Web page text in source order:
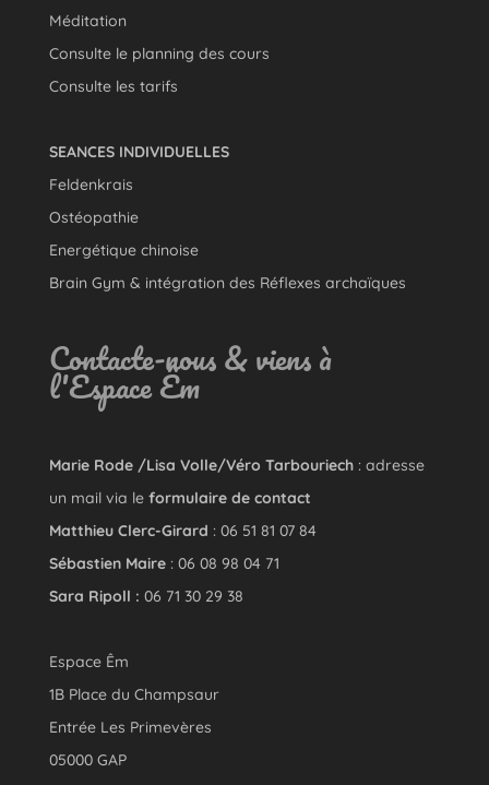
Méditation
Consulte le planning des cours
Consulte les tarifs
SEANCES INDIVIDUELLES
Feldenkrais
Ostéopathie
Energétique chinoise
Brain Gym & intégration des Réflexes archaïques
Contacte-nous & viens à
l'Espace Êm
Marie Rode /Lisa Volle/Véro Tarbouriech: adresse
un mail via le formulaire de contact
Matthieu Clerc-Girard : 06 51 81 07 84
Sébastien Maire: 06 08 98 04 71
Sara Ripoll : 06 71 30 29 38
Espace Êm
1B Place du Champsaur
Entrée Les Primevères
05000 GAP